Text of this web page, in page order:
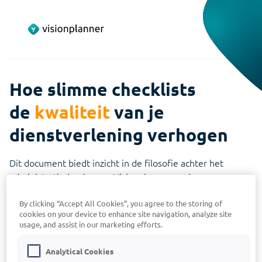
Hoe slimme checklists
de kwaliteitvan je
dienstverlening verhogen
Dit document biedt inzicht in de filosofie achter het
administratiedossier van Visionplanner en de
voor deze keuze, maar het is ook
belangrijk om andere perspectieven te overwegen.
We waarderen alle perspectieven en nodigen uit tot een
open dialoog over dit onderwerp.
By clicking “Accept All Cookies”, you agree to the storing of
cookies on your device to enhance site navigation, analyze site
usage, and assist in our marketing efforts.
Analytical Cookies